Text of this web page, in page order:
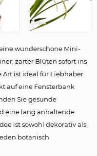
wunderschöne Mini-
zarter Blüten sofort ins
Art ist ideal für Liebhaber
auf eine Fensterbank
Sie gesunde
eine lang anhaltende
ist sowohl dekorativ als
botanisch